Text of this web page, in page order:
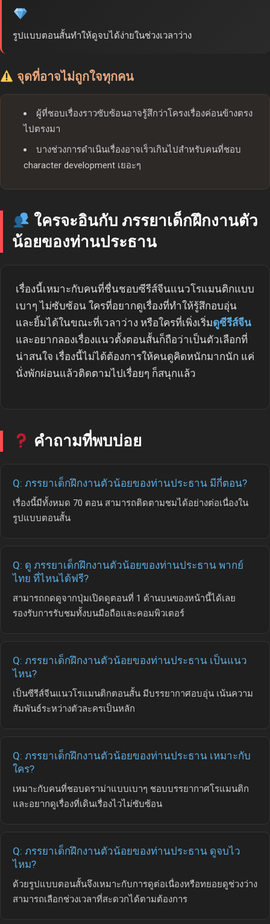
รูปแบบตอนสั้นทำให้ดูจบได้ง่ายในช่วงเวลาว่าง
จุดที่อาจไม่ถูกใจทุกคน
ผู้ที่ชอบเรื่องราวซับซ้อนอาจรู้สึกว่าโครงเรื่องค่อนข้างตรง
ไปตรงมา
บางช่วงการดำเนินเรื่องอาจเร็วเกินไปสำหรับคนที่ชอบ
character development เยอะๆ
ใครจะอินกับ ภรรยาเด็กฝึกงานตัว
น้อยของท่านประธาน
เรื่องนี้เหมาะกับคนที่ชื่นชอบซีรีส์จีนแนวโรแมนติกแบบ
เบาๆ ไม่ซับซ้อน ใครที่อยากดูเรื่องที่ทำให้รู้สึกอบอุ่น
และยิ้มได้ในขณะที่เวลาว่าง หรือใครที่เพิ่งเริ่มดูซีรีส์จีน
และอยากลองเรื่องแนวตั้งตอนสั้นก็ถือว่าเป็นตัวเลือกที่
น่าสนใจ เรื่องนี้ไม่ได้ต้องการให้คนดูคิดหนักมากนัก แค่
นั่งพักผ่อนแล้วติดตามไปเรื่อยๆ ก็สนุกแล้ว
คำถามที่พบบ่อย
Q: ภรรยาเด็กฝึกงานตัวน้อยของท่านประธาน มีกี่ตอน?
เรื่องนี้มีทั้งหมด 70 ตอน สามารถติดตามชมได้อย่างต่อเนื่องใน
รูปแบบตอนสั้น
Q: ดู ภรรยาเด็กฝึกงานตัวน้อยของท่านประธาน พากย์
ไทย ที่ไหนได้ฟรี?
สามารถกดดูจากปุ่มเปิดดูตอนที่ 1 ด้านบนของหน้านี้ได้เลย
รองรับการรับชมทั้งบนมือถือและคอมพิวเตอร์
Q: ภรรยาเด็กฝึกงานตัวน้อยของท่านประธาน เป็นแนว
ไหน?
เป็นซีรีส์จีนแนวโรแมนติกตอนสั้น มีบรรยากาศอบอุ่น เน้นความ
สัมพันธ์ระหว่างตัวละครเป็นหลัก
Q: ภรรยาเด็กฝึกงานตัวน้อยของท่านประธาน เหมาะกับ
ใคร?
เหมาะกับคนที่ชอบดราม่าแบบเบาๆ ชอบบรรยากาศโรแมนติก
และอยากดูเรื่องที่เดินเรื่องไวไม่ซับซ้อน
Q: ภรรยาเด็กฝึกงานตัวน้อยของท่านประธาน ดูจบไว
ไหม?
ด้วยรูปแบบตอนสั้นจึงเหมาะกับการดูต่อเนื่องหรือทยอยดูช่วงว่าง
สามารถเลือกช่วงเวลาที่สะดวกได้ตามต้องการ